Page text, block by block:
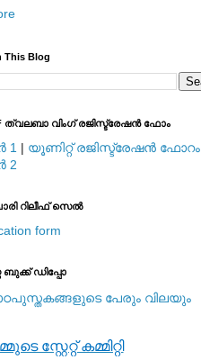
This Blog
ത്വലബാ വിംഗ് രജിസ്ട്രേഷന്‍ ഫോം
1 | യൂണിറ്റ് രജിസ്ട്രേഷന്‍ ഫോറം
2
റിലീഫ് സെല്‍
form
ബുക്ക് ഡിപ്പോ
പേരും വിലയും
സ്റ്റേറ്റ് കമ്മിറ്റി